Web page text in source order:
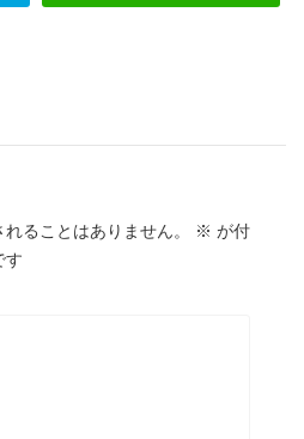
ることはありません。 ※ が付
す